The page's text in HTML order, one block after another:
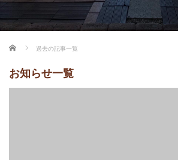
ホーム 過去の記事一覧
お知らせ一覧